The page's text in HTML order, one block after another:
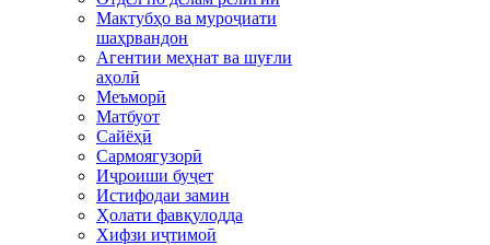
Мактубҳо ва муроҷиати
шаҳрвандон
Агентии меҳнат ва шуғли
аҳолӣ
Меъморӣ
Матбуот
Сайёҳӣ
Сармоягузорӣ
Иҷроиши буҷет
Истифодаи замин
Ҳолати фавқулодда
Хифзи иҷтимоӣ